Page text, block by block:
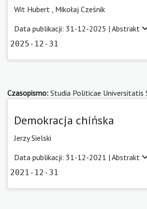
Wit Hubert
Mikołaj Cześnik
Data publikacji: 31-12-2025 | Abstrakt
2025-12-31
Czasopismo: Studia Politicae Universitatis
Demokracja chińska
Jerzy Sielski
Data publikacji: 31-12-2021 | Abstrakt
2021-12-31